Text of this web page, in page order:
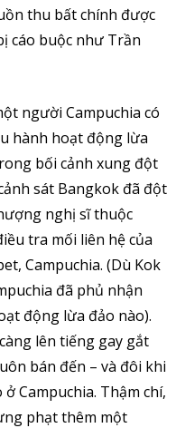
thu bất chính được
cáo buộc như Trần
người Campuchia có
hành hoạt động lừa
bối cảnh xung đột
sát Bangkok đã đột
nghị sĩ thuộc
tra mối liên hệ của
Campuchia. (Dù Kok
đã phủ nhận
động lừa đảo nào).
lên tiếng gay gắt
bán đến – và đôi khi
Campuchia. Thậm chí,
phạt thêm một